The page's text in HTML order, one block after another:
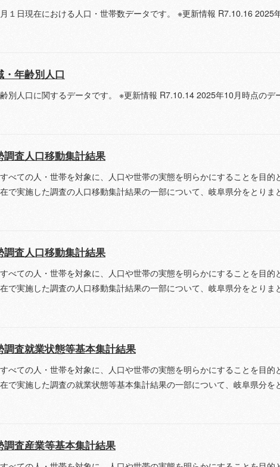
１日現在における人口・世帯数データです。 ※更新情報 R7.10.16 2025
・年齢別人口
別人口に関するデータです。 ※更新情報 R7.10.14 2025年10月時点のデ
調査人口移動集計結果
べての人・世帯を対象に、人口や世帯の実態を明らかにすることを目
で実施した調査の人口移動集計結果の一部について、岐阜県分をとりま
調査人口移動集計結果
べての人・世帯を対象に、人口や世帯の実態を明らかにすることを目
で実施した調査の人口移動集計結果の一部について、岐阜県分をとりま
調査就業状態等基本集計結果
べての人・世帯を対象に、人口や世帯の実態を明らかにすることを目
で実施した調査の就業状態等基本集計結果の一部について、岐阜県分を
調査産業等基本集計結果